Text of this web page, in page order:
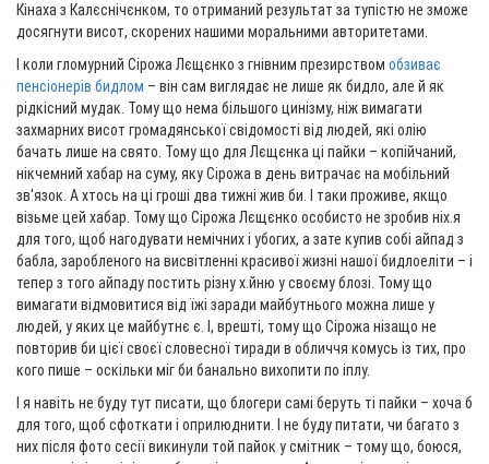
Кінаха з Калєснічєнком, то отриманий результат за тупістю не зможе
досягнути висот, скорених нашими моральними авторитетами.
І коли гломурний Сірожа Лєщєнко з гнівним презирством обзиває
пенсіонерів бидлом – він сам виглядає не лише як бидло, але й як
рідкісний мудак. Тому що нема більшого цинізму, ніж вимагати
захмарних висот громадянської свідомості від людей, які олію
бачать лише на свято. Тому що для Лєщєнка ці пайки – копійчаний,
нікчемний хабар на суму, яку Сірожа в день витрачає на мобільний
зв'язок. А хтось на ці гроші два тижні жив би. І таки проживе, якщо
візьме цей хабар. Тому що Сірожа Лєщєнко особисто не зробив ніх.я
для того, щоб нагодувати немічних і убогих, а зате купив собі айпад з
бабла, заробленого на висвітленні красивої жизні нашої бидлоеліти – і
тепер з того айпаду постить різну х.йню у своєму блозі. Тому що
вимагати відмовитися від їжі заради майбутнього можна лише у
людей, у яких це майбутнє є. І, врешті, тому що Сірожа нізащо не
повторив би цієї своєї словесної тиради в обличчя комусь із тих, про
кого пише – оскільки міг би банально вихопити по іплу.
І я навіть не буду тут писати, що блогери самі беруть ті пайки – хоча б
для того, щоб сфоткати і оприлюднити. І не буду питати, чи багато з
них після фото сесії викинули той пайок у смітник – тому що, боюся,